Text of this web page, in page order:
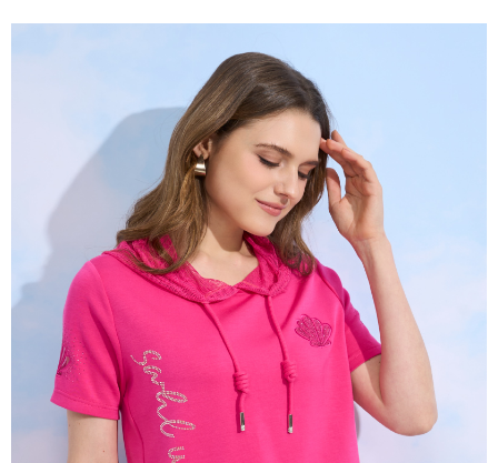
4.訂單成立30分鐘內，如未前往確認交易或遇審核未通過，訂單將自動取
1.分期款項不併入電信帳單，「大哥付你分期」於每月結算日後寄送繳費提
2.透過簡訊連結打開帳單後，可選擇「超商條碼／台灣大直營門市／銀行轉
帳／街口支付／iPASS MONEY」等通路繳費。
1.本服務係由「台灣大哥大股份有限公司」（以下簡稱本公司）所提供，讓
用戶於交易時，得透過本服務購買商品或服務，並由商店將買賣／分期付款
買賣價金債權讓與本公司後，依約使用本公司帳單繳交帳款。
2.基於同意付款使用「大哥付你分期」之契約關係目的，商店將以您的個人
資料（包含姓名、電話或地址）提供予台灣大哥大進項蒐集、處理及利用，
由本公司與您本人進行分期帳單所需資料之確認、核對及更正。
3.完整用戶服務條款，請詳閱以下連結：
https://oppay.tw/userRule
２．便利：只要手機號碼，簡訊認證，即可結帳。
３．安心：先確認商品／服務後，再付款。
【「AFTEE先享後付」結帳流程】
１．於結帳方式選擇「AFTEE先享後付」後，將跳轉至「AFTEE先享後付」
結帳頁面，進行簡訊認證並確認金額後，即可完成結帳。
２．訂單成立數日內，您將收到繳費通知簡訊。
３．收到繳費通知簡訊後14天內，點擊此簡訊中的連結，可透過四大超商／
ATM／網路銀行／等多元方式進行付款，方視為交易完成。
※ 請注意：結帳手續完成當下不需立刻繳費，但若您需要取消訂單，請聯絡
購買商品的店家。未經商家同意取消之訂單仍視為有效，需透過AFTEE先享
後付繳納相關費用。
※ 交易是否成功請以「AFTEE先享後付 」之結帳頁面顯示為準，若有關於
是否繳費成功／繳費後需取消欲退款等相關疑問，請聯繫「AFTEE先享後付
客戶支援中心」 https://netprotections.freshdesk.com/support/home
【注意事項】
１．透過由恩沛科技股份有限公司提供之「AFTEE先享後付」服務完成之交
易，需依本服務之必要範圍內提供個人資料，並將交易相關給付款項請求債
權轉讓予恩沛科技股份有限公司。
２．關於個人資料處理事宜，請瀏覽以下網址：
每筆NT$120，滿NT$2,000(含以上)免運費
7-11取貨付款
每筆NT$120，滿NT$2,000(含以上)免運費
每筆NT$120，滿NT$2,000(含以上)免運費